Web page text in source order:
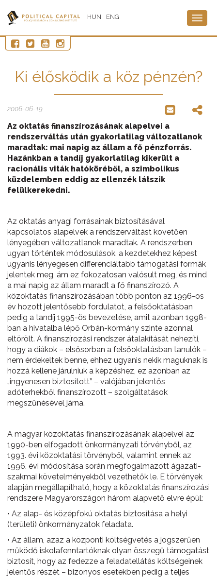
HUN ENG
Ki élősködik a köz pénzén?
2006-06-19
Az oktatás finanszírozásának alapelvei a
rendszerváltás után gyakorlatilag változatlanok
maradtak: mai napig az állam a fő pénzforrás.
Hazánkban a tandíj gyakorlatilag kikerült a
racionális viták hatóköréből, a szimbolikus
küzdelemben eddig az ellenzék látszik
felülkerekedni.
Az oktatás anyagi forrásainak biztosításával
kapcsolatos alapelvek a rendszerváltást követően
lényegében változatlanok maradtak. A rendszerben
ugyan történtek módosulások, a kezdetekhez képest
ugyanis lényegesen differenciáltabb támogatási formák
jelentek meg, ám ez fokozatosan valósult meg, és mind
a mai napig az állam maradt a fő finanszírozó. A
közoktatás finanszírozásában több ponton az 1996-os
év hozott jelentősebb fordulatot, a felsőoktatásban
pedig a tandíj 1995-ös bevezetése, amit azonban 1998-
ban a hivatalba lépő Orbán-kormány szinte azonnal
eltörölt. A finanszírozási rendszer átalakítását nehezíti,
hogy a diákok – elsősorban a felsőoktatásban tanulók –
nem érdekeltek benne, ehhez ugyanis nekik maguknak is
hozzá kellene járulniuk a képzéshez, ez azonban az
„ingyenesen biztosított” – valójában jelentős
adóterhekből finanszírozott – szolgáltatások
megszűnésével járna.
A magyar közoktatás finanszírozásának alapelvei az
1990-ben elfogadott önkormányzati törvényből, az
1993. évi közoktatási törvényből, valamint ennek az
1996. évi módosítása során megfogalmazott ágazati-
szakmai követelményekből vezethetők le. E törvények
alapján megállapítható, hogy a közoktatás finanszírozási
rendszere Magyarországon három alapvető elvre épül:
• Az alap- és középfokú oktatás biztosítása a helyi
(területi) önkormányzatok feladata.
• Az állam, azaz a központi költségvetés a jogszerűen
működő iskolafenntartóknak olyan összegű támogatást
biztosít, hogy az fedezze a feladatellátás költségeinek
jelentős részét – bizonyos esetekben pedig a teljes